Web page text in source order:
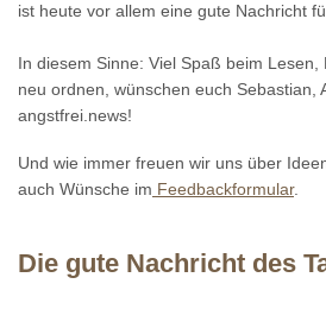
ist heute vor allem eine gute Nachricht
In diesem Sinne: Viel Spaß beim Lesen,
neu ordnen, wünschen euch Sebastian,
angstfrei.news!
Und wie immer freuen wir uns über
auch Wünsche im Feedbackformular.
Die gute Nachricht des